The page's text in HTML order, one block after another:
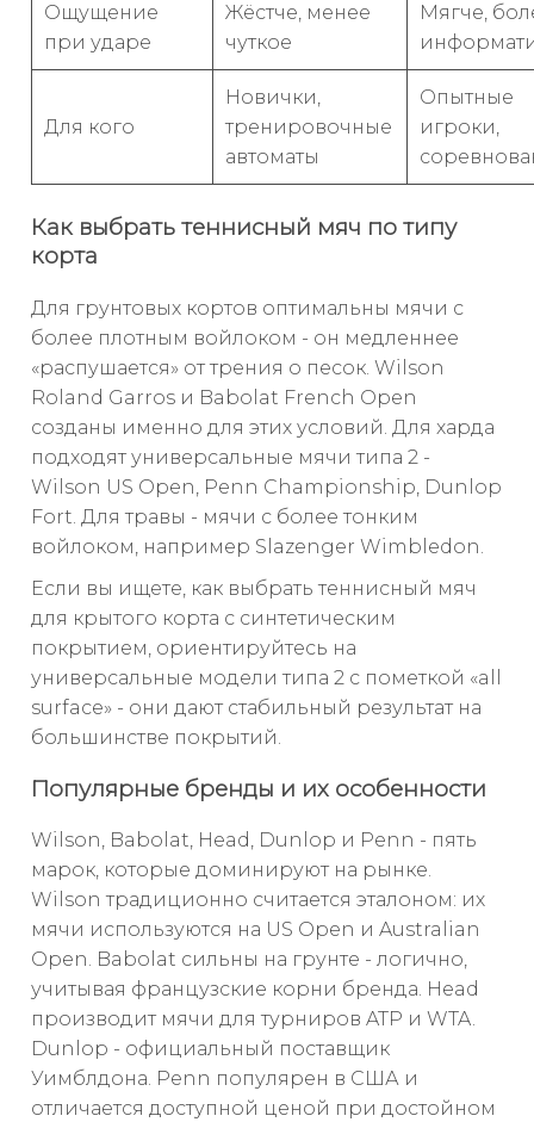
Ощущение
при ударе
Жёстче, менее
чуткое
Мягче,
Для кого
Новички,
тренировочные
автоматы
Опытные
игроки,
Как выбрать теннисный мяч по типу
корта
Для грунтовых кортов оптимальны мячи с
более плотным войлоком - он медленнее
«распушается» от трения о песок. Wilson
Roland Garros и Babolat French Open
созданы именно для этих условий. Для харда
подходят универсальные мячи типа 2 -
Wilson US Open, Penn Championship, Dunlop
Fort. Для травы - мячи с более тонким
войлоком, например Slazenger Wimbledon.
Если вы ищете, как выбрать теннисный мяч
для крытого корта с синтетическим
покрытием, ориентируйтесь на
универсальные модели типа 2 с пометкой «all
surface» - они дают стабильный результат на
большинстве покрытий.
Популярные бренды и их особенности
Wilson, Babolat, Head, Dunlop и Penn - пять
марок, которые доминируют на рынке.
Wilson традиционно считается эталоном: их
мячи используются на US Open и Australian
Open. Babolat сильны на грунте - логично,
учитывая французские корни бренда. Head
производит мячи для турниров ATP и WTA.
Dunlop - официальный поставщик
Уимблдона. Penn популярен в США и
отличается доступной ценой при достойном